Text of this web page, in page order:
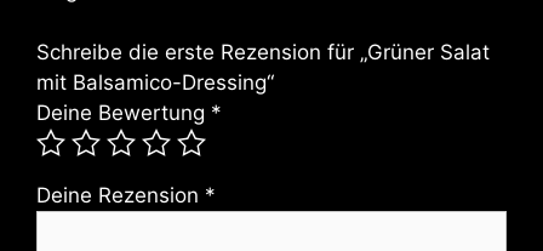
Schreibe die erste Rezension für „Grüner Salat
mit Balsamico-Dressing“
Deine Bewertung *
Deine Rezension *